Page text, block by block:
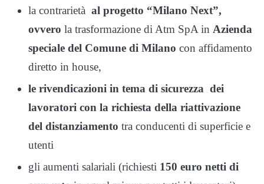
la contrarietà al progetto “Milano Next”,
ovvero la trasformazione di Atm SpA in Azienda
speciale del Comune di Milano con affidamento
diretto in house,
le rivendicazioni in tema di sicurezza dei
lavoratori con la richiesta della riattivazione
del distanziamento tra conducenti di superficie e
utenti
gli aumenti salariali (richiesti 150 euro netti di